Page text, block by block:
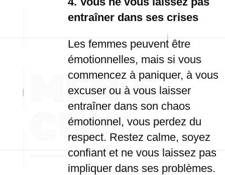
entraîner dans ses crises
Les femmes peuvent être
émotionnelles, mais si vous
commencez à paniquer, à vous
excuser ou à vous laisser
entraîner dans son chaos
émotionnel, vous perdez du
respect. Restez calme, soyez
confiant et ne vous laissez pas
impliquer dans ses problèmes.